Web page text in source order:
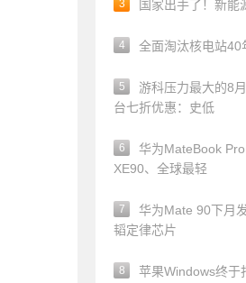
3 国家出手了！新能
4 全面淘汰核电站40
5
游科压力最大的8
台七折优惠：史低
6
华为MateBook
XE90、全球最轻
7
华为Mate 90下月
韬定律芯片
8
苹果Windows终于